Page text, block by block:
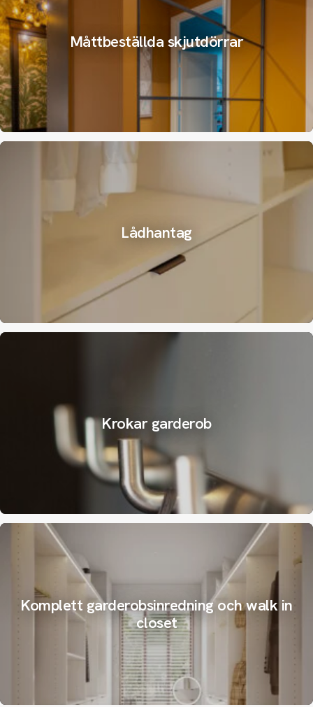
Måttbeställda skjutdörrar
Lådhantag
Krokar garderob
Komplett garderobsinredning och walk in
closet